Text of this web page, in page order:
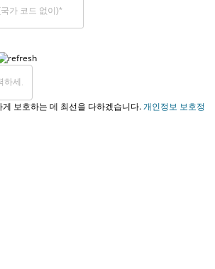
보호하는 데 최선을 다하겠습니다.개인정보 보호정